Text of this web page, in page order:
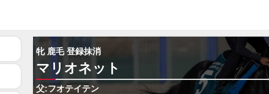
牝 鹿毛 登録抹消
マリオネット
父:フオテイテン